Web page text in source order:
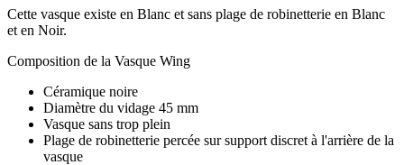
Cette vasque existe en Blanc et sans plage de robinetterie en Blanc
et en Noir.
Composition de la Vasque Wing
Céramique noire
Diamètre du vidage 45 mm
Vasque sans trop plein
Plage de robinetterie percée sur support discret à l'arrière de la
vasque